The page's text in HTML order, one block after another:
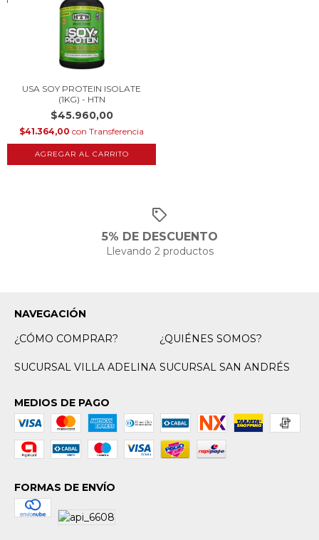
USA SOY PROTEIN ISOLATE
(1KG) - HTN
$45.960,00
$41.364,00 con Transferencia
5% DE DESCUENTO
Llevando 2 productos
NAVEGACIÓN
¿CÓMO COMPRAR?
¿QUIÉNES SOMOS?
SUCURSAL VILLA ADELINA SUCURSAL SAN ANDRÉS
MEDIOS DE PAGO
FORMAS DE ENVÍO